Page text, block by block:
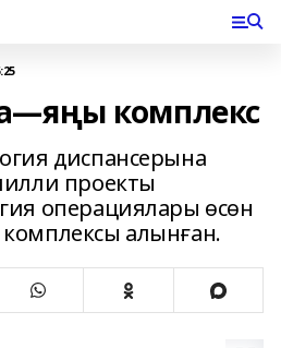
комплекс
диспансерына
проекты
операциялары өсөн
алынған.